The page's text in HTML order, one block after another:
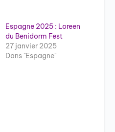
Espagne 2025 : Loreen
du Benidorm Fest
27 janvier 2025
Dans "Espagne"